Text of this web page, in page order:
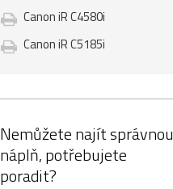
Canon iR C4580i
Canon iR C5185i
Nemůžete najít správnou
náplň, potřebujete
poradit?